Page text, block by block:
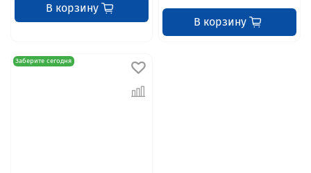
В корзину
В корзину
Заберите сегодня